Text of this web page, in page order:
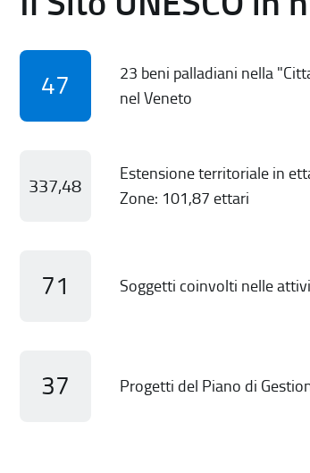
47
23 beni palladiani nella
nel Veneto
337,48
Estensione territoriale in
Zone: 101,87 ettari
71 Soggetti coinvolti nelle
37 Progetti del Piano di